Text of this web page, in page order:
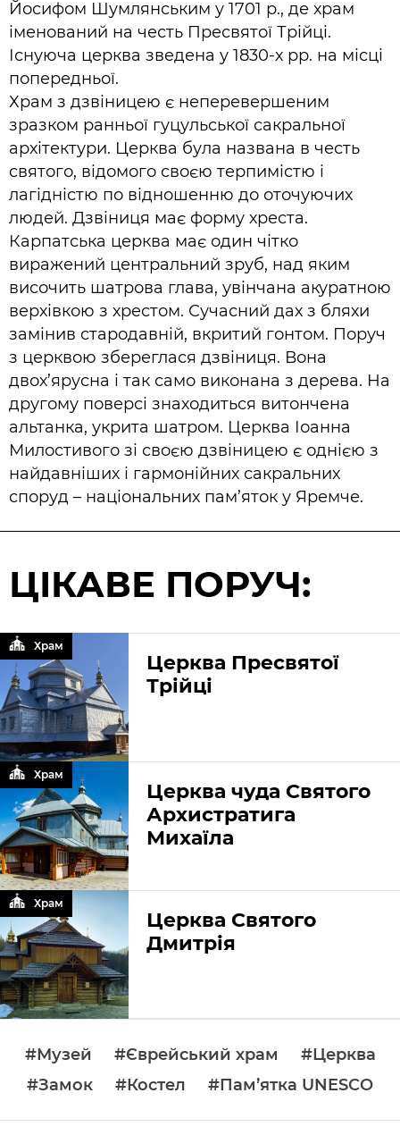
Йосифом Шумлянським у 1701 р., де храм
іменований на честь Пресвятої Трійці.
Існуюча церква зведена у 1830-х рр. на місці
попередньої.
Храм з дзвіницею є неперевершеним
зразком ранньої гуцульської сакральної
архітектури. Церква була названа в честь
святого, відомого своєю терпимістю і
лагідністю по відношенню до оточуючих
людей. Дзвіниця має форму хреста.
Карпатська церква має один чітко
виражений центральний зруб, над яким
височить шатрова глава, увінчана акуратною
верхівкою з хрестом. Сучасний дах з бляхи
замінив стародавній, вкритий гонтом. Поруч
з церквою збереглася дзвіниця. Вона
двох’ярусна і так само виконана з дерева. На
другому поверсі знаходиться витончена
альтанка, укрита шатром. Церква Іоанна
Милостивого зі своєю дзвіницею є однією з
найдавніших і гармонійних сакральних
споруд – національних пам’яток у Яремче.
ЦІКАВЕ ПОРУЧ:
Церква Пресвятої
Трійці
Храм
Церква чуда Святого
Архистратига
Михаїла
Храм
Церква Святого
Дмитрія
Храм
#Музей #Єврейський храм
#Церква
#Замок
#Костел #Пам’ятка UNESCO